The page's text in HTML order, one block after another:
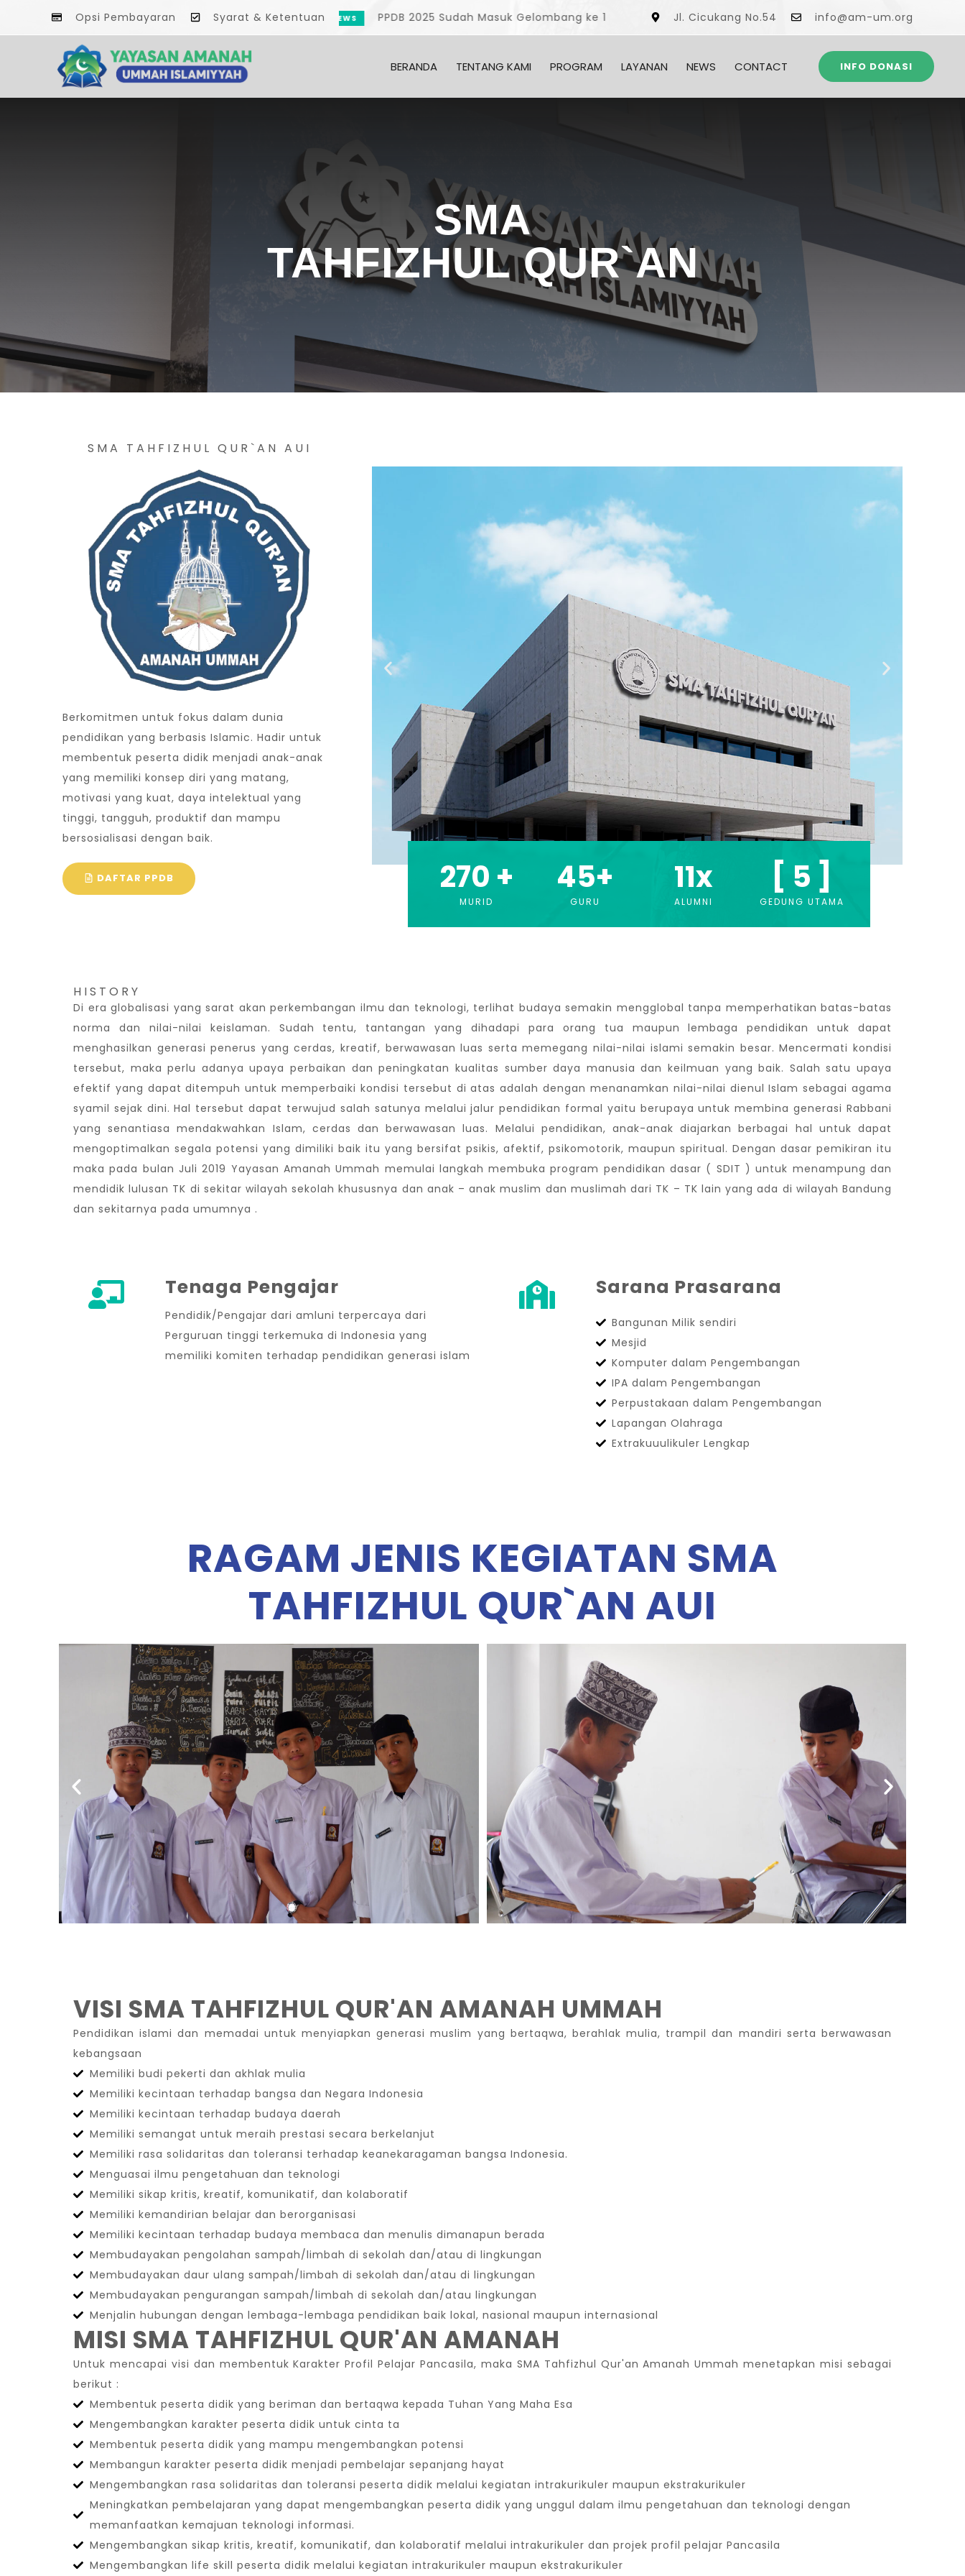
Opsi Pembayaran Syarat & Ketentuan
HOT NEWS PPDB 2025 Sudah Masuk Gelombang ke 1 Jl. Cicukang No.54 info@am-um.org
BERANDA TENTANG KAMI PROGRAM LAYANAN NEWS CONTACT INFO DONASI
SMA
TAHFIZHUL QUR`AN
SMA TAHFIZHUL QUR`AN AUI
Berkomitmen untuk fokus dalam dunia
pendidikan yang berbasis Islamic. Hadir untuk
membentuk peserta didik menjadi anak-anak
yang memiliki konsep diri yang matang,
motivasi yang kuat, daya intelektual yang
tinggi, tangguh, produktif dan mampu
bersosialisasi dengan baik.
DAFTAR PPDB 270 +
MURID
45+
GURU
11x
ALUMNI
[ 5 ]
GEDUNG UTAMA
HISTORY
Di era globalisasi yang sarat akan perkembangan ilmu dan teknologi, terlihat budaya semakin mengglobal tanpa memperhatikan batas-batas
norma dan nilai-nilai keislaman. Sudah tentu, tantangan yang dihadapi para orang tua maupun lembaga pendidikan untuk dapat
menghasilkan generasi penerus yang cerdas, kreatif, berwawasan luas serta memegang nilai-nilai islami semakin besar. Mencermati kondisi
tersebut, maka perlu adanya upaya perbaikan dan peningkatan kualitas sumber daya manusia dan keilmuan yang baik. Salah satu upaya
efektif yang dapat ditempuh untuk memperbaiki kondisi tersebut di atas adalah dengan menanamkan nilai-nilai dienul Islam sebagai agama
syamil sejak dini. Hal tersebut dapat terwujud salah satunya melalui jalur pendidikan formal yaitu berupaya untuk membina generasi Rabbani
yang senantiasa mendakwahkan Islam, cerdas dan berwawasan luas. Melalui pendidikan, anak-anak diajarkan berbagai hal untuk dapat
mengoptimalkan segala potensi yang dimiliki baik itu yang bersifat psikis, afektif, psikomotorik, maupun spiritual. Dengan dasar pemikiran itu
maka pada bulan Juli 2019 Yayasan Amanah Ummah memulai langkah membuka program pendidikan dasar ( SDIT ) untuk menampung dan
mendidik lulusan TK di sekitar wilayah sekolah khususnya dan anak – anak muslim dan muslimah dari TK – TK lain yang ada di wilayah Bandung
dan sekitarnya pada umumnya .
Tenaga Pengajar
Pendidik/Pengajar dari amluni terpercaya dari
Perguruan tinggi terkemuka di Indonesia yang
memiliki komiten terhadap pendidikan generasi islam
Sarana Prasarana
Bangunan Milik sendiri
Mesjid
Komputer dalam Pengembangan
IPA dalam Pengembangan
Perpustakaan dalam Pengembangan
Lapangan Olahraga
Extrakuuulikuler Lengkap
RAGAM JENIS KEGIATAN SMA
TAHFIZHUL QUR`AN AUI
VISI SMA TAHFIZHUL QUR'AN AMANAH UMMAH
Pendidikan islami dan memadai untuk menyiapkan generasi muslim yang bertaqwa, berahlak mulia, trampil dan mandiri serta berwawasan
kebangsaan
Memiliki budi pekerti dan akhlak mulia
Memiliki kecintaan terhadap bangsa dan Negara Indonesia
Memiliki kecintaan terhadap budaya daerah
Memiliki semangat untuk meraih prestasi secara berkelanjut
Memiliki rasa solidaritas dan toleransi terhadap keanekaragaman bangsa Indonesia.
Menguasai ilmu pengetahuan dan teknologi
Memiliki sikap kritis, kreatif, komunikatif, dan kolaboratif
Memiliki kemandirian belajar dan berorganisasi
Memiliki kecintaan terhadap budaya membaca dan menulis dimanapun berada
Membudayakan pengolahan sampah/limbah di sekolah dan/atau di lingkungan
Membudayakan daur ulang sampah/limbah di sekolah dan/atau di lingkungan
Membudayakan pengurangan sampah/limbah di sekolah dan/atau lingkungan
Menjalin hubungan dengan lembaga-lembaga pendidikan baik lokal, nasional maupun internasional
MISI SMA TAHFIZHUL QUR'AN AMANAH
Untuk mencapai visi dan membentuk Karakter Profil Pelajar Pancasila, maka SMA Tahfizhul Qur'an Amanah Ummah menetapkan misi sebagai
berikut :
Membentuk peserta didik yang beriman dan bertaqwa kepada Tuhan Yang Maha Esa
Mengembangkan karakter peserta didik untuk cinta ta
Membentuk peserta didik yang mampu mengembangkan potensi
Membangun karakter peserta didik menjadi pembelajar sepanjang hayat
Mengembangkan rasa solidaritas dan toleransi peserta didik melalui kegiatan intrakurikuler maupun ekstrakurikuler
Meningkatkan pembelajaran yang dapat mengembangkan peserta didik yang unggul dalam ilmu pengetahuan dan teknologi dengan
memanfaatkan kemajuan teknologi informasi.
Mengembangkan sikap kritis, kreatif, komunikatif, dan kolaboratif melalui intrakurikuler dan projek profil pelajar Pancasila
Mengembangkan life skill peserta didik melalui kegiatan intrakurikuler maupun ekstrakurikuler